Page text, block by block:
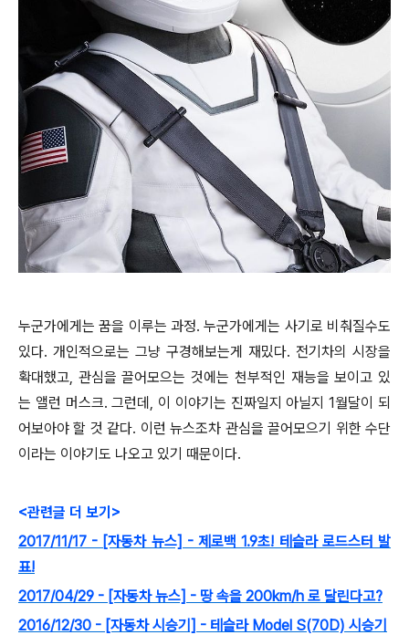
누군가에게는 꿈을 이루는 과정. 누군가에게는 사기로 비춰질수도
있다. 개인적으로는 그냥 구경해보는게 재밌다. 전기차의 시장을
확대했고, 관심을 끌어모으는 것에는 천부적인 재능을 보이고 있
는 앨런 머스크. 그런데, 이 이야기는 진짜일지 아닐지 1월달이 되
어보아야 할 것 같다. 이런 뉴스조차 관심을 끌어모으기 위한 수단
이라는 이야기도 나오고 있기 때문이다.
<관련글 더 보기>
2017/11/17 - [자동차 뉴스] - 제로백 1.9초! 테슬라 로드스터 발
표!
2017/04/29 - [자동차 뉴스] - 땅 속을 200km/h 로 달린다고?
2016/12/30 - [자동차 시승기] - 테슬라 Model S(70D) 시승기